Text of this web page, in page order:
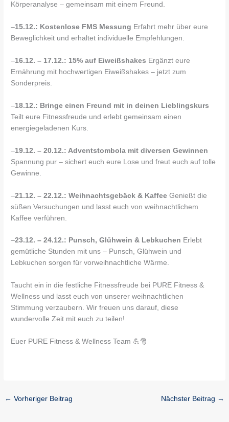
Körperanalyse – gemeinsam mit einem Freund.
–15.12.: Kostenlose FMS Messung Erfahrt mehr über eure
Beweglichkeit und erhaltet individuelle Empfehlungen.
–16.12. – 17.12.: 15% auf Eiweißshakes Ergänzt eure
Ernährung mit hochwertigen Eiweißshakes – jetzt zum
Sonderpreis.
–18.12.: Bringe einen Freund mit in deinen Lieblingskurs
Teilt eure Fitnessfreude und erlebt gemeinsam einen
energiegeladenen Kurs.
–19.12. – 20.12.: Adventstombola mit diversen Gewinnen
Spannung pur – sichert euch eure Lose und freut euch auf tolle
Gewinne.
–21.12. – 22.12.: Weihnachtsgebäck & Kaffee Genießt die
süßen Versuchungen und lasst euch von weihnachtlichem
Kaffee verführen.
–23.12. – 24.12.: Punsch, Glühwein & Lebkuchen Erlebt
gemütliche Stunden mit uns – Punsch, Glühwein und
Lebkuchen sorgen für vorweihnachtliche Wärme.
Taucht ein in die festliche Fitnessfreude bei PURE Fitness &
Wellness und lasst euch von unserer weihnachtlichen
Stimmung verzaubern. Wir freuen uns darauf, diese
wundervolle Zeit mit euch zu teilen!
Euer PURE Fitness & Wellness Team 💪🎅
← Vorheriger Beitrag Nächster Beitrag →